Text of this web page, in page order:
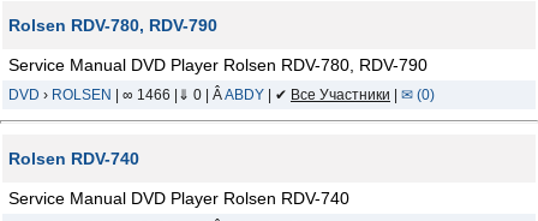
Rolsen RDV-780, RDV-790
Service Manual DVD Player Rolsen RDV-780, RDV-790
DVD › ROLSEN | ∞ 1466 |⇓ 0 | ÂABDY | ✔ Все Участники ✉ (0)
Rolsen RDV-740
Service Manual DVD Player Rolsen RDV-740